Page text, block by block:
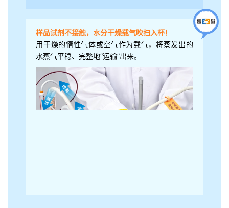
样品试剂不接触，水分干燥载气吹扫入杯！
用干燥的惰性气体或空气作为载气，将蒸发出的
水蒸气平稳、完整地“运输”出来。